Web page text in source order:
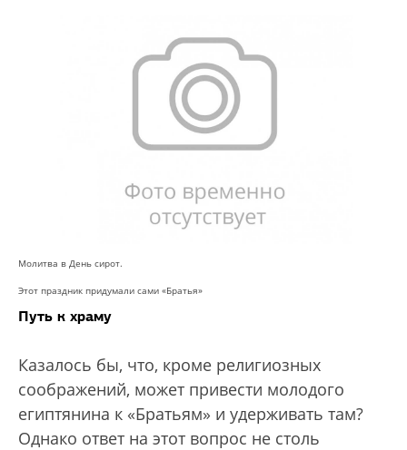
Молитва в День сирот.
Этот праздник придумали сами «Братья»
Путь к храму
Казалось бы, что, кроме религиозных
соображений, может привести молодого
египтянина к «Братьям» и удерживать там?
Однако ответ на этот вопрос не столь